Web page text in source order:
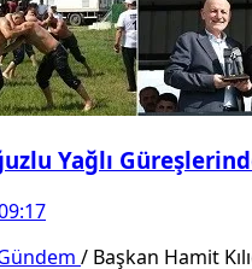
Yağlı
/ Başkan Hamit